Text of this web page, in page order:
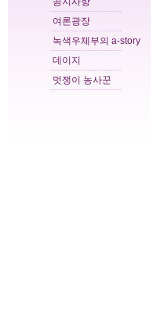
여론광장
녹색우체부의 a-story
데이지
멋쟁이 농사꾼